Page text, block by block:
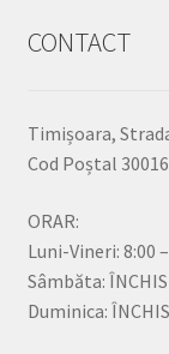
CONTACT
Timișoara,
Cod Poștal
ORAR:
Luni-Vineri: 8:00
Sâmbăta: ÎNCHIS
Duminica: ÎNCHIS